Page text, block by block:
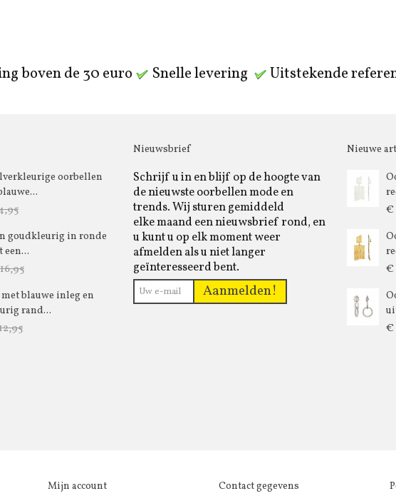
boven de 30 euro Snelle levering Uitstekende
oorbellen
goudkleurig in ronde
een...
blauwe inleg en
rand...
Nieuwsbrief
Schrijf u in en blijf op de hoogte van
de nieuwste oorbellen mode en
trends. Wij sturen gemiddeld
elke maand een nieuwsbrief rond, en
u kunt u op elk moment weer
afmelden als u niet langer
geïnteresseerd bent.
Aanmelden!
Nieuwe
€
€
€
Mijn account Contact gegevens